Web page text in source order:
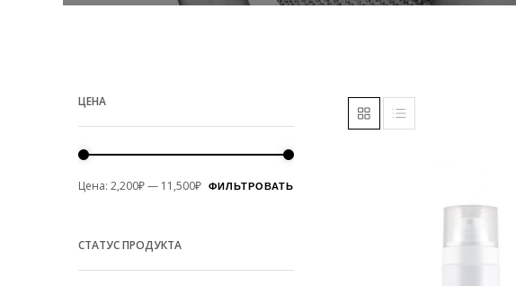
ЦЕНА
Минимальная
Максимальная
ФИЛЬТРОВАТЬ
Цена: 2,200₽— 11,500₽
СТАТУС ПРОДУКТА